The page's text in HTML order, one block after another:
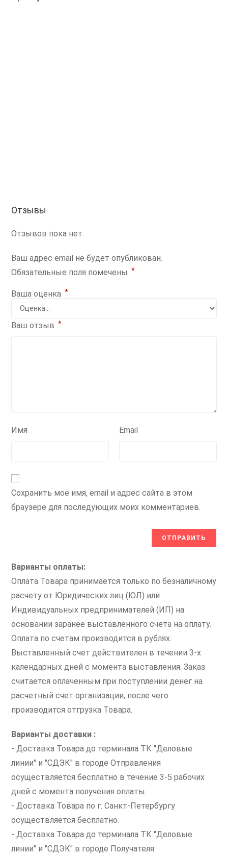
Отзывы
Отзывов пока нет.
Ваш адрес email не будет опубликован.
Обязательные поля помечены *
Ваша оценка *
Ваш отзыв *
Имя Email
Сохранить моё имя, email и адрес сайта в этом
браузере для последующих моих комментариев.
Варианты оплаты:
Оплата Товара принимается только по безналичному
расчету от Юридических лиц (ЮЛ) или
Индивидуальных предпринимателей (ИП) на
основании заранее выставленного счета на оплату.
Оплата по счетам производится в рублях.
Выставленный счет действителен в течении 3-х
календарных дней с момента выставления. Заказ
считается оплаченным при поступлении денег на
расчетный счет организации, после чего
производится отгрузка Товара.
Варианты доставки :
- Доставка Товара до терминала ТК "Деловые
линии" и "СДЭК" в городе Отправления
осуществляется бесплатно в течение 3-5 рабочих
дней с момента получения оплаты.
- Доставка Товара по г. Санкт-Петербургу
осуществляется бесплатно.
- Доставка Товара до терминала ТК "Деловые
линии" и "СДЭК" в городе Получателя